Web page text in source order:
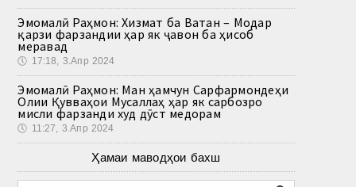
Эмомалӣ Раҳмон: Хизмат ба Ватан – Модар
қарзи фарзандии ҳар як ҷавон ба ҳисоб
меравад
🕔 17:18, 3.Апр 2024
Эмомалӣ Раҳмон: Ман ҳамчун Сарфармондеҳи
Олии Қувваҳои Мусаллаҳ ҳар як сарбозро
мисли фарзанди худ дӯст медорам
🕔 11:27, 3.Апр 2024
Ҳамаи маводҳои бахш